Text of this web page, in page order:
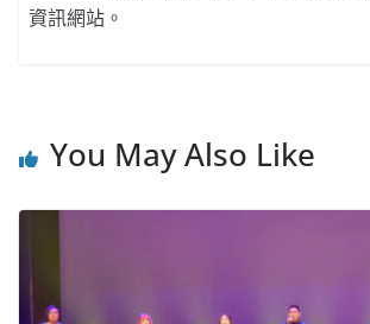
資訊網站。
You May Also Like